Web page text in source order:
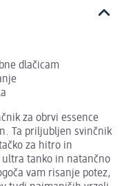
dlačicam
za obrvi essence
Ta priljubljen svinčnik
za hitro in
ultra tanko in natančno
vam risanje potez,